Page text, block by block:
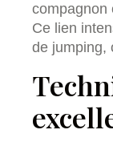
compagnon
Ce lien
de jumping,